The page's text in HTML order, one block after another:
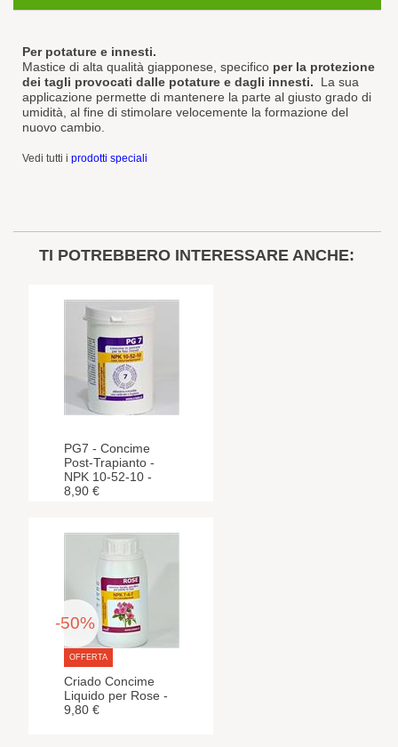
Per potature e innesti.
Mastice di alta qualità giapponese, specifico per la protezione
dei tagli provocati dalle potature e dagli innesti.
La sua
applicazione permette di mantenere la parte al giusto grado di
umidità, al fine di stimolare velocemente la formazione del
nuovo cambio.
Vedi tutti i prodotti speciali
TI POTREBBERO INTERESSARE ANCHE:
PG7 - Concime
Post-Trapianto -
NPK 10-52-10 -
8,90 €
OFFERTA
-50%
Criado Concime
Liquido per Rose -
9,80 €